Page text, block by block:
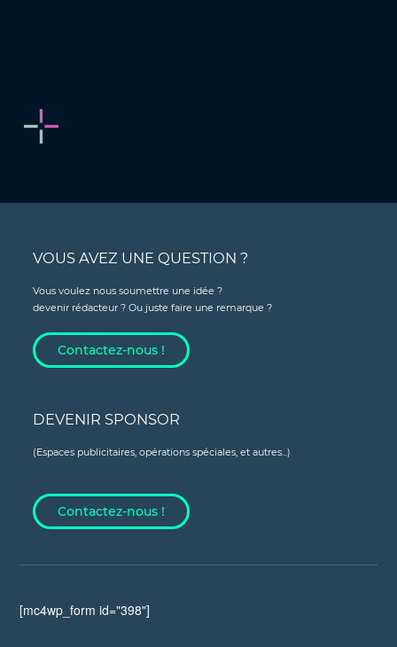
VOUS AVEZ UNE QUESTION ?
Vous voulez nous soumettre une idée ?
devenir rédacteur ? Ou juste faire une remarque ?
Contactez-nous !
DEVENIR SPONSOR
(Espaces publicitaires, opérations spéciales, et autres...)
Contactez-nous !
[mc4wp_form id="398"]